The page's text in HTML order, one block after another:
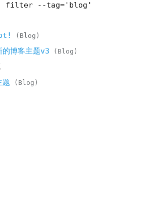
filter --tag='blog'
Blog
的博客主题v3 Blog
题 Blog